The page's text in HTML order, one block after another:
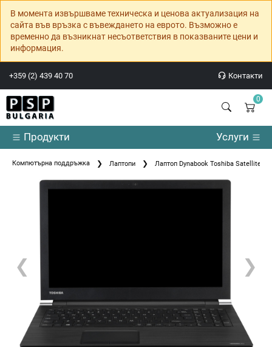
В момента извършваме техническа и ценова актуализация на
сайта във връзка с въвеждането на еврото. Възможно е
временно да възникнат несъответствия в показваните цени и
информация.
+359 (2) 439 40 70 Контакти
0
Продукти Услуги
Компютърна поддръжка Лаптопи Лаптоп Dynabook Toshiba Satellite
❮ ❯